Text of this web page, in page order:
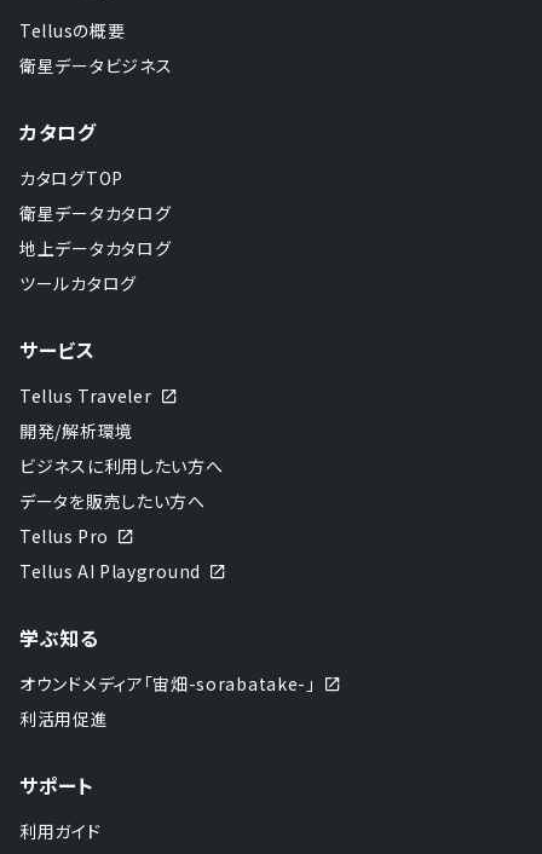
Tellusの概要
衛星データビジネス
カタログ
カタログTOP
衛星データカタログ
地上データカタログ
ツールカタログ
サービス
Tellus Traveler
開発/解析環境
ビジネスに利用したい方へ
データを販売したい方へ
Tellus Pro
Tellus AI Playground
学ぶ知る
オウンドメディア「宙畑-sorabatake-」
利活用促進
サポート
利用ガイド